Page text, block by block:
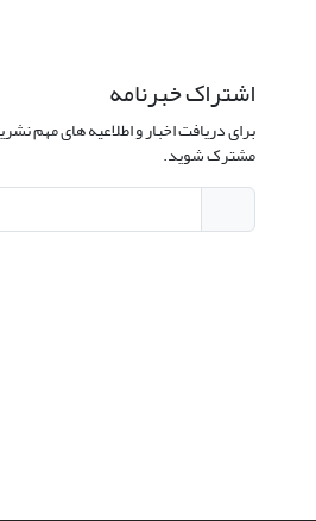
اشتراک خبرنامه
برای دریافت اخبار و اطلاعیه های مهم
مشترک شوید.